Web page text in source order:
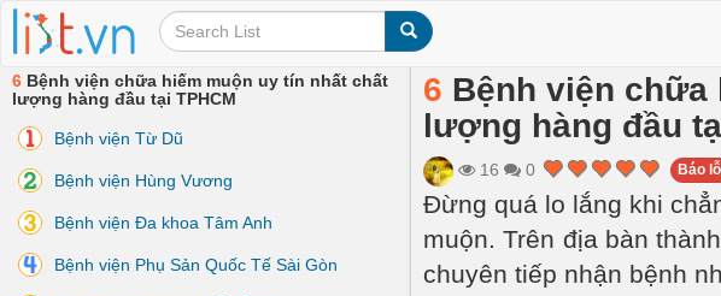
6 Bệnh viện chữa hiếm muộn uy tín nhất chất
lượng hàng đầu tại TPHCM
Bệnh viện Từ Dũ
Bệnh viện Hùng Vương
Bệnh viện Đa khoa Tâm Anh
Bệnh viện Phụ Sản Quốc Tế Sài Gòn
6 Bệnh viện chữa
lượng hàng đầu
16 0 Báo
Đừng quá lo lắng khi
muộn. Trên địa bàn
chuyên tiếp nhận bệnh